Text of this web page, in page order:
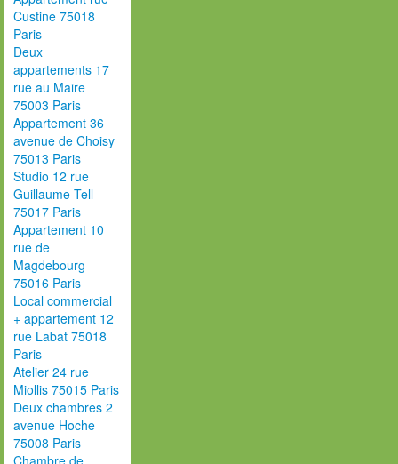
Custine 75018
Paris
Deux
appartements 17
rue au Maire
75003 Paris
Appartement 36
avenue de Choisy
75013 Paris
Studio 12 rue
Guillaume Tell
75017 Paris
Appartement 10
rue de
Magdebourg
75016 Paris
Local commercial
+ appartement 12
rue Labat 75018
Paris
Atelier 24 rue
Miollis 75015 Paris
Deux chambres 2
avenue Hoche
75008 Paris
Chambre de